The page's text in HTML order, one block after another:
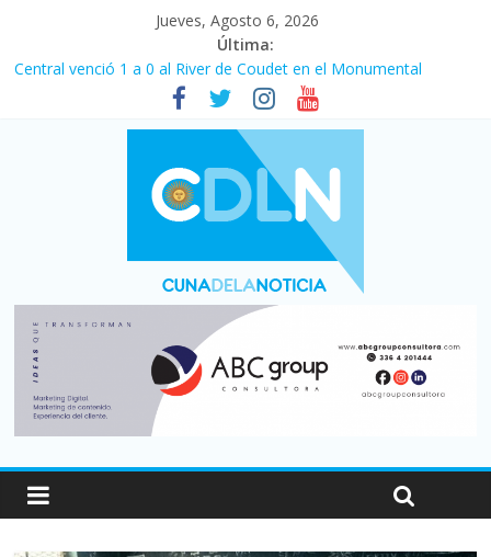
Jueves, Agosto 6, 2026
Última:
Central venció 1 a 0 al River de Coudet en el Monumental
Pullaro mejora sus relaciones con el Gobierno nacional
En un partidazo, Newell’s empató 2 a 2 con Boca en el Coloso
Vacaciones de invierno con más movimiento y consumo
turístico: 4,6 millones de personas viajaron por el país, un 5,9%
Fuerte caída de la venta de autos usados en julio: bajó un 12,6%